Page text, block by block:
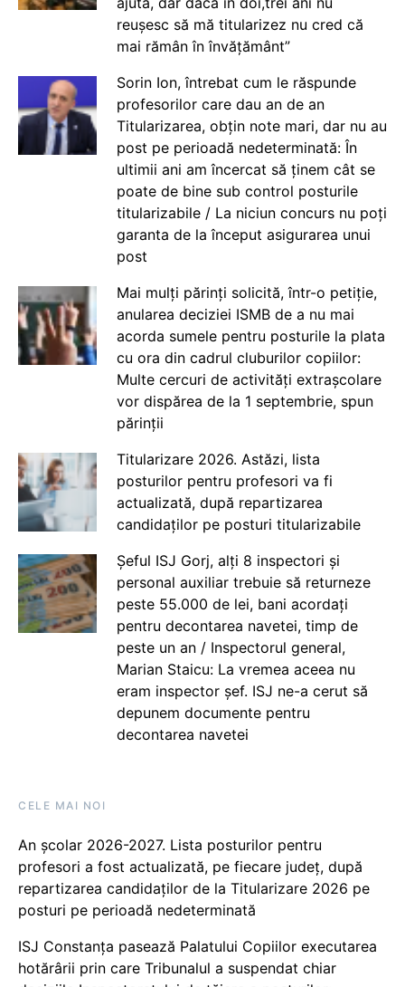
reușesc să mă titularizez nu cred că
mai rămân în învățământ”
Sorin Ion, întrebat cum le răspunde
profesorilor care dau an de an
Titularizarea, obțin note mari, dar nu au
post pe perioadă nedeterminată: În
ultimii ani am încercat să ținem cât se
poate de bine sub control posturile
titularizabile / La niciun concurs nu poți
garanta de la început asigurarea unui
post
Mai mulți părinți solicită, într-o petiție,
anularea deciziei ISMB de a nu mai
acorda sumele pentru posturile la plata
cu ora din cadrul cluburilor copiilor:
Multe cercuri de activități extrașcolare
vor dispărea de la 1 septembrie, spun
părinții
Titularizare 2026. Astăzi, lista
posturilor pentru profesori va fi
actualizată, după repartizarea
candidaților pe posturi titularizabile
Șeful ISJ Gorj, alți 8 inspectori și
personal auxiliar trebuie să returneze
peste 55.000 de lei, bani acordați
pentru decontarea navetei, timp de
peste un an / Inspectorul general,
Marian Staicu: La vremea aceea nu
eram inspector șef. ISJ ne-a cerut să
depunem documente pentru
decontarea navetei
CELE MAI NOI
An școlar 2026-2027. Lista posturilor pentru
profesori a fost actualizată, pe fiecare județ, după
repartizarea candidaților de la Titularizare 2026 pe
posturi pe perioadă nedeterminată
ISJ Constanța pasează Palatului Copiilor executarea
hotărârii prin care Tribunalul a suspendat chiar